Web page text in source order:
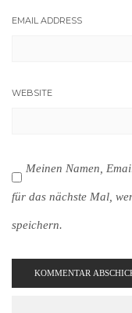
EMAIL ADDRESS
WEBSITE
Meinen Namen,
für das nächste Mal,
speichern.